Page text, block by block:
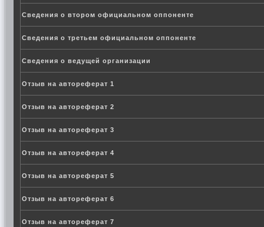
Сведения о втором официальном оппоненте
Сведения о третьем официальном оппоненте
Сведения о ведущей организации
Отзыв на автореферат 1
Отзыв на автореферат 2
Отзыв на автореферат 3
Отзыв на автореферат 4
Отзыв на автореферат 5
Отзыв на автореферат 6
Отзыв на автореферат 7